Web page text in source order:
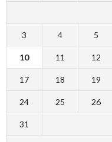
3 4 5
10 11 12
17 18 19
24 25 26
31